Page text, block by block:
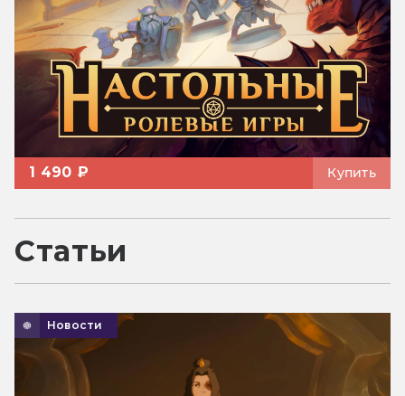
1 490 ₽ Купить
Статьи
Новости